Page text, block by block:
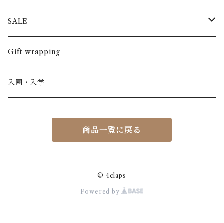
半袖
長ズボン
半ズボン
スカート
ワンピース
カーディガン / 羽織もの
BABE & TESS
BOBOCHOSES
BONHEUR DU JOUR
リネン( 麻 )
ウール
アルパカ
France / フランス
Italy / イタリア
NY / ニューヨーク
Spain / スペイン
SALE
男の子
女の子
くつ・帽子・Bag
Gift wrapping
入園・入学
商品一覧に戻る
© 4claps
Powered by